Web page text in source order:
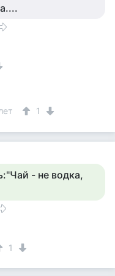
1
- не водка,
1